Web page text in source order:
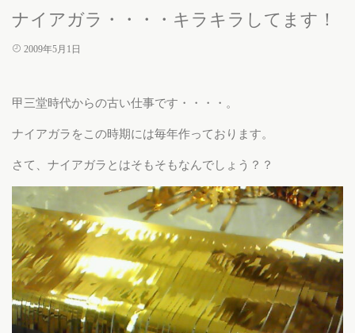
ナイアガラ・・・・キラキラしてます！
2009年5月1日
甲三堂時代からの古い仕事です・・・・。
ナイアガラをこの時期には毎年作っております。
さて、ナイアガラとはそもそもなんでしょう？？